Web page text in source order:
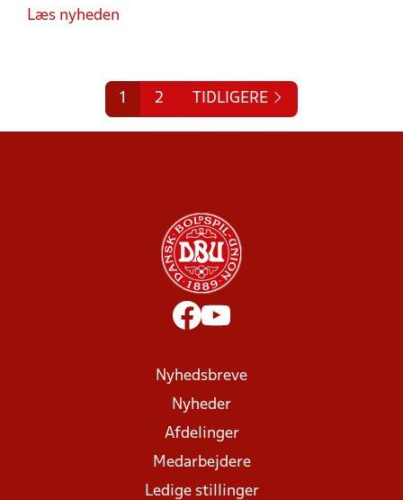
Læs nyheden
1 2 TIDLIGERE
Nyhedsbreve
Nyheder
Afdelinger
Medarbejdere
Ledige stillinger